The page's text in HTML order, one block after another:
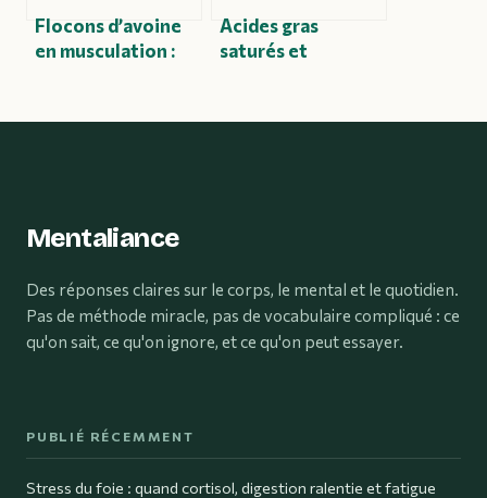
Flocons d’avoine
en musculation :
cuisson sabote
Acides gras
saturés et
équilibrer vos
Mentaliance
Des réponses claires sur le corps, le mental et le quotidien.
Pas de méthode miracle, pas de vocabulaire compliqué : ce
qu'on sait, ce qu'on ignore, et ce qu'on peut essayer.
PUBLIÉ RÉCEMMENT
Stress du foie : quand cortisol, digestion ralentie et fatigue